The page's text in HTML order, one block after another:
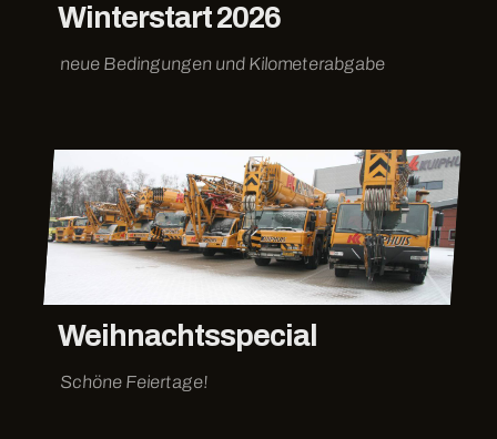
Winterstart 2026
neue Bedingungen und Kilometerabgabe
Weihnachtsspecial
Schöne Feiertage!